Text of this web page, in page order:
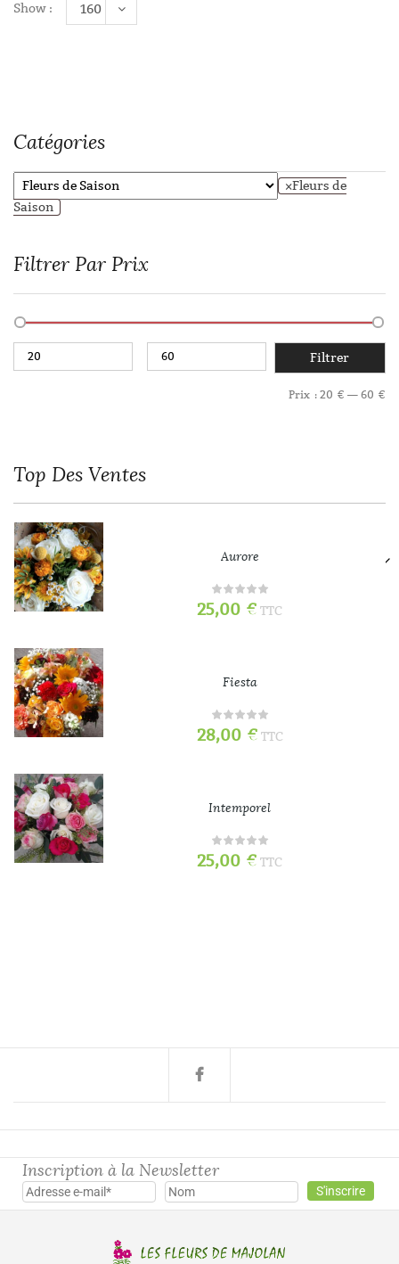
Show : 160
Catégories
×Fleurs de
Saison
Filtrer Par Prix
Filtrer
Prix : 20 € — 60 €
Top Des Ventes
Aurore
25,00 € TTC
Fiesta
28,00 € TTC
Intemporel
25,00 € TTC
Inscription à la Newsletter